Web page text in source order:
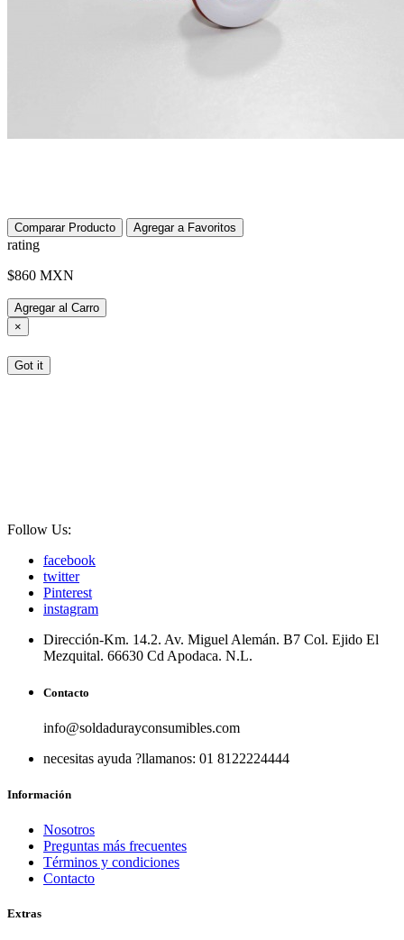
Comparar Producto Agregar a Favoritos
rating
$860 MXN
Agregar al Carro
×
Got it
Follow Us:
facebook
twitter
Pinterest
instagram
Dirección-Km. 14.2. Av. Miguel Alemán. B7 Col. Ejido El
Mezquital. 66630 Cd Apodaca. N.L.
Contacto
info@soldadurayconsumibles.com
necesitas ayuda ?llamanos: 01 8122224444
Información
Nosotros
Preguntas más frecuentes
Términos y condiciones
Contacto
Extras